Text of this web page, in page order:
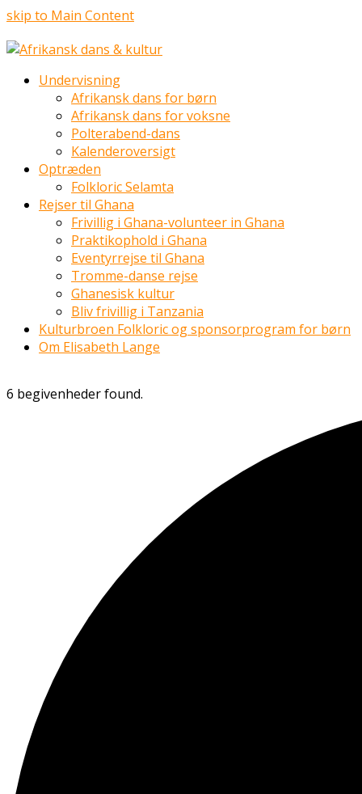
skip to Main Content
Undervisning
Afrikansk dans for børn
Afrikansk dans for voksne
Polterabend-dans
Kalenderoversigt
Optræden
Folkloric Selamta
Rejser til Ghana
Frivillig i Ghana-volunteer in Ghana
Praktikophold i Ghana
Eventyrrejse til Ghana
Tromme-danse rejse
Ghanesisk kultur
Bliv frivillig i Tanzania
Kulturbroen Folkloric og sponsorprogram for børn
Om Elisabeth Lange
6 begivenheder found.